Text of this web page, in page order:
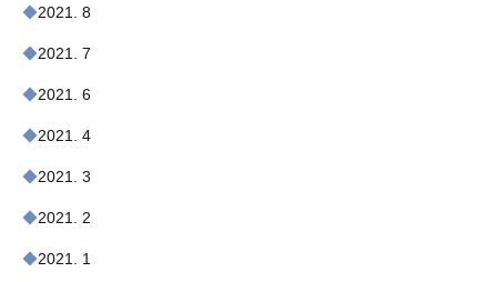
2021. 8
2021. 7
2021. 6
2021. 4
2021. 3
2021. 2
2021. 1